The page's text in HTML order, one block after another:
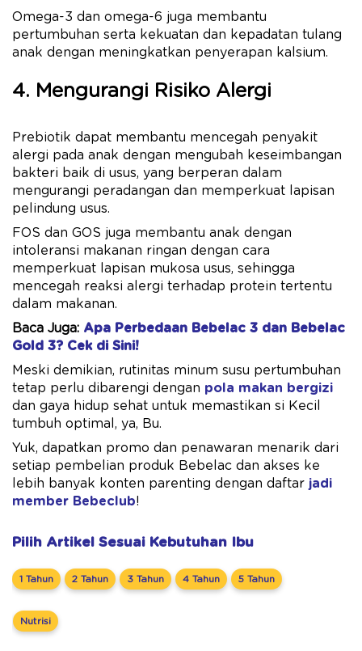
Omega-3 dan omega-6 juga membantu
pertumbuhan serta kekuatan dan kepadatan tulang
anak dengan meningkatkan penyerapan kalsium.
4. Mengurangi Risiko Alergi
Prebiotik dapat membantu mencegah penyakit
alergi pada anak dengan mengubah keseimbangan
bakteri baik di usus, yang berperan dalam
mengurangi peradangan dan memperkuat lapisan
pelindung usus.
FOS dan GOS juga membantu anak dengan
intoleransi makanan ringan dengan cara
memperkuat lapisan mukosa usus, sehingga
mencegah reaksi alergi terhadap protein tertentu
dalam makanan.
Baca Juga: Apa Perbedaan Bebelac 3 dan Bebelac
Gold 3? Cek di Sini!
Meski demikian, rutinitas minum susu pertumbuhan
tetap perlu dibarengi dengan pola makan bergizi
dan gaya hidup sehat untuk memastikan si Kecil
tumbuh optimal, ya, Bu.
Yuk, dapatkan promo dan penawaran menarik dari
setiap pembelian produk Bebelac dan akses ke
lebih banyak konten parenting dengan daftar jadi
member Bebeclub!
Pilih Artikel Sesuai Kebutuhan Ibu
1 Tahun 2 Tahun 3 Tahun 4 Tahun 5 Tahun
Nutrisi